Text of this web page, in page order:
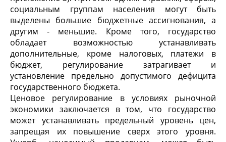
социальным группам населения могут быть
выделены большие бюджетные ассигнования, а
другим - меньшие. Кроме того, государство
обладает возможностью устанавливать
дополнительные, кроме налоговых, платежи в
бюджет, регулирование затрагивает и
установление предельно допустимого дефицита
государственного бюджета.
Ценовое регулирование в условиях рыночной
экономики заключается в том, что государство
может устанавливать предельный уровень цен,
запрещая их повышение сверх этого уровня.